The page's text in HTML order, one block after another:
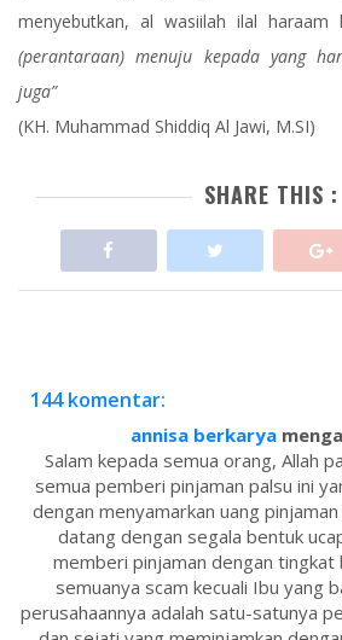
menyebutkan, al wasiilah ilal haraam
(perantaraan) menuju kepada yang
juga”
(KH. Muhammad Shiddiq Al Jawi, M.SI)
SHARE THIS :
144 komentar:
annisa berkarya
Salam kepada semua orang, Allah
semua pemberi pinjaman palsu ini
dengan menyamarkan uang
datang dengan segala bentuk
memberi pinjaman dengan tingkat
semuanya scam kecuali Ibu yang
perusahaannya adalah satu-satunya